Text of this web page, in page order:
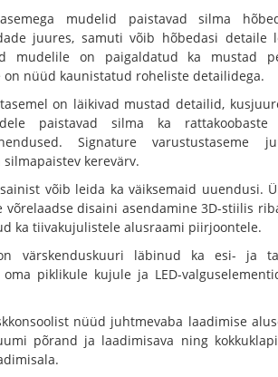
mudelid paistavad silma
juures, samuti võib hõbedasi detaile
mudelile on paigaldatud ka mustad
nüüd kaunistatud roheliste detailidega.
on läikivad mustad detailid,
paistavad silma ka
Signature varustustaseme
kerevärv.
võib leida ka väiksemaid uuendusi.
disaini asendamine 3D-stiilis
ka tiivakujulistele alusraami piirjoontele.
värskenduskuuri läbinud ka esi- ja
piklikule kujule ja LED-
nüüd juhtmevaba laadimise
põrand ja laadimisava ning